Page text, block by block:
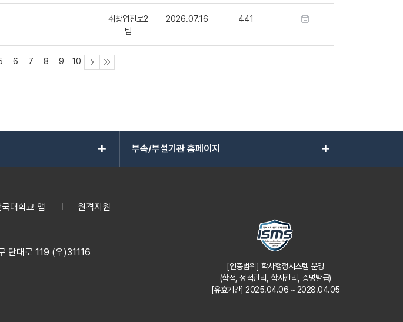
취창업진로2
팀
2026.07.16 441
6 7 8 9 10
add 부속/부설기관 홈페이지 add
국대학교 앱 원격지원
단대로 119 (우)31116
[인증범위] 학사행정시스템 운영
(학적, 성적관리, 학사관리, 증명발급)
[유효기간] 2025.04.06 ~ 2028.04.05